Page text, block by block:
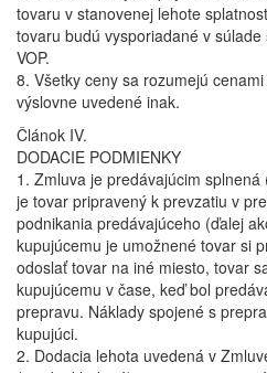
tovaru v stanovenej lehote
tovaru budú vysporiadané v
VOP.
8. Všetky ceny sa rozumejú
výslovne uvedené inak.
Článok IV.
DODACIE PODMIENKY
1. Zmluva je predávajúcim
je tovar pripravený k prevzatiu v
podnikania predávajúceho (ďalej
kupujúcemu je umožnené tovar si
odoslať tovar na iné miesto, tovar
kupujúcemu v čase, keď bol
prepravu. Náklady spojené s
kupujúci.
2. Dodacia lehota uvedená v